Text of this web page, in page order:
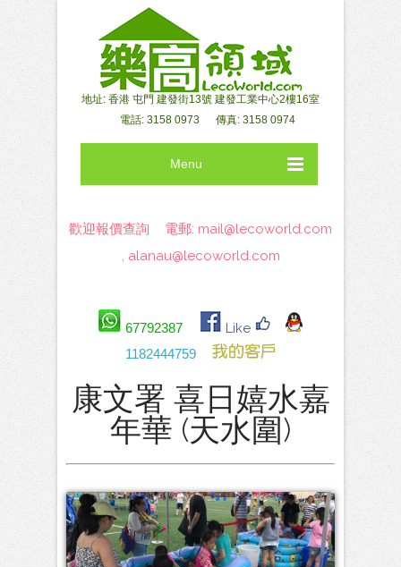
地址: 香港 屯門 建發街13號 建發工業中心2樓16室
電話: 3158 0973 傳真: 3158 0974
Menu
歡迎報價查詢 電郵: mail@lecoworld.com
, alanau@lecoworld.com
67792387 Like
1182444759
康文署 喜日嬉水嘉
年華 (天水圍)